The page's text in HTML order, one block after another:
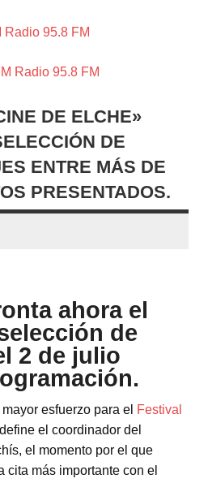
Vega Baja y Radio en el Medio
Vinalopó
DE ELCHE»
DE
ENTRE MÁS DE
PRESENTADOS.
ahora el
de
2 de julio
esfuerzo para el Festival
el coordinador del
el momento por el que
cita más importante con el